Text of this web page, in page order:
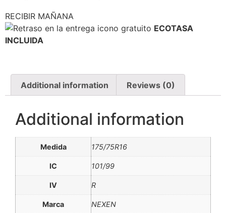
RECIBIR MAÑANA
ECOTASA
INCLUIDA
Additional information Reviews (0)
Additional information
Medida 175/75R16
IC 101/99
IV R
Marca NEXEN